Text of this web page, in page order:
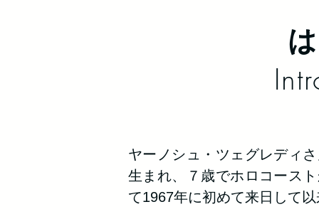
ヤーノシュ・ツェグレディ
生まれ、７歳でホロコース
て1967年に初めて来日して